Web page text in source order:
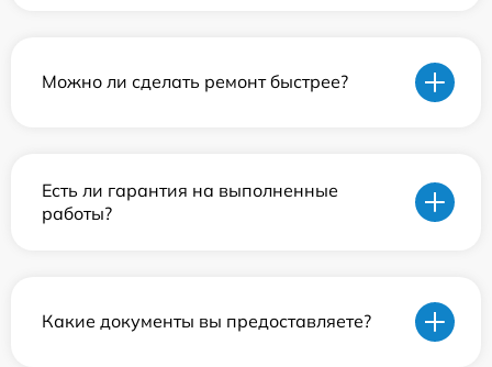
Можно ли сделать ремонт быстрее?
Есть ли гарантия на выполненные
работы?
Какие документы вы предоставляете?